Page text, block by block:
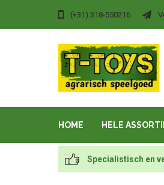
(+31) 318-550216
HOME HELE
Specialistisch en